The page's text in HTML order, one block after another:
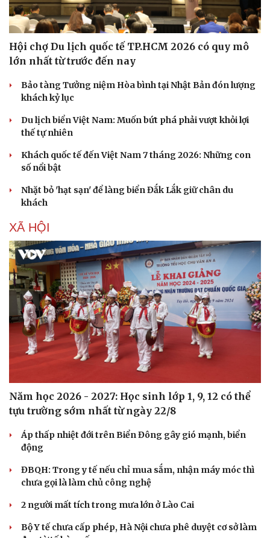
Hội chợ Du lịch quốc tế TP.HCM 2026 có quy mô
lớn nhất từ trước đến nay
Bảo tàng Tưởng niệm Hòa bình tại Nhật Bản đón lượng
khách kỷ lục
Du lịch biển Việt Nam: Muốn bứt phá phải vượt khỏi lợi
thế tự nhiên
Khách quốc tế đến Việt Nam 7 tháng 2026: Những con
số nổi bật
Nhặt bỏ 'hạt sạn' để làng biển Đắk Lắk giữ chân du
khách
XÃ HỘI
Năm học 2026 - 2027: Học sinh lớp 1, 9, 12 có thể
tựu trường sớm nhất từ ngày 22/8
Áp thấp nhiệt đới trên Biển Đông gây gió mạnh, biển
động
ĐBQH: Trong y tế nếu chỉ mua sắm, nhận máy móc thì
chưa gọi là làm chủ công nghệ
2 người mất tích trong mưa lớn ở Lào Cai
Bộ Y tế chưa cấp phép, Hà Nội chưa phê duyệt cơ sở làm